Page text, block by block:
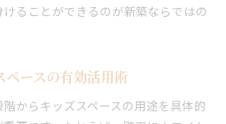
ることができるのが新築ならではの
ースの有効活用術
からキッズスペースの用途を具体的